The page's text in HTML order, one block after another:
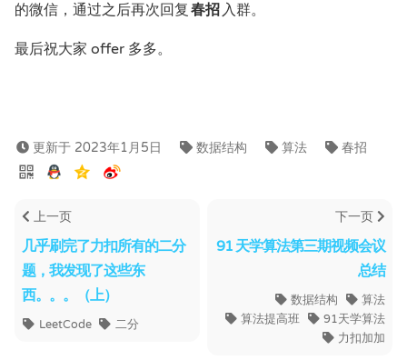
的微信，通过之后再次回复春招入群。
最后祝大家 offer 多多。
更新于 2023年1月5日 数据结构 算法 春招
上一页
几乎刷完了力扣所有的二分
题，我发现了这些东
西。。。（上）
LeetCode 二分
下一页
91 天学算法第三期视频会议
总结
数据结构
算法
算法提高班
91天学算法
力扣加加